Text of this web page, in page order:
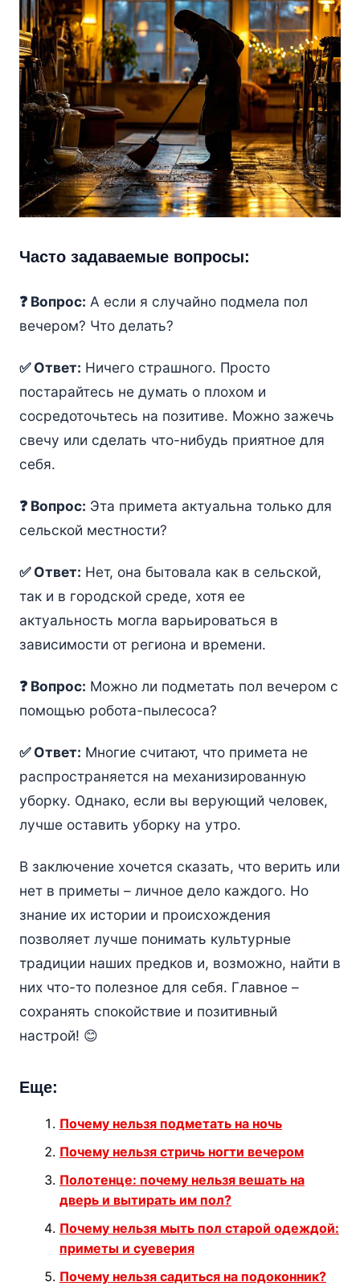
Часто задаваемые вопросы:
❓ Вопрос: А если я случайно подмела пол
вечером? Что делать?
✅ Ответ: Ничего страшного. Просто
постарайтесь не думать о плохом и
сосредоточьтесь на позитиве. Можно зажечь
свечу или сделать что-нибудь приятное для
себя.
❓ Вопрос: Эта примета актуальна только для
сельской местности?
✅ Ответ: Нет, она бытовала как в сельской,
так и в городской среде, хотя ее
актуальность могла варьироваться в
зависимости от региона и времени.
❓ Вопрос: Можно ли подметать пол вечером с
помощью робота-пылесоса?
✅ Ответ: Многие считают, что примета не
распространяется на механизированную
уборку. Однако, если вы верующий человек,
лучше оставить уборку на утро.
В заключение хочется сказать, что верить или
нет в приметы – личное дело каждого. Но
знание их истории и происхождения
позволяет лучше понимать культурные
традиции наших предков и, возможно, найти в
них что-то полезное для себя. Главное –
сохранять спокойствие и позитивный
настрой! 😊
Еще:
Почему нельзя подметать на ночь
Почему нельзя стричь ногти вечером
Полотенце: почему нельзя вешать на
дверь и вытирать им пол?
Почему нельзя мыть пол старой одеждой:
приметы и суеверия
Почему нельзя садиться на подоконник?